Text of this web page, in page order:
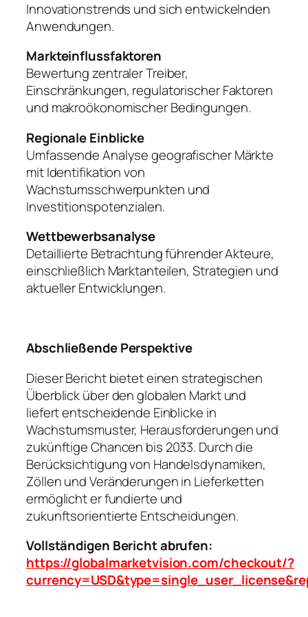
Innovationstrends und sich entwickelnden
Anwendungen.
Markteinflussfaktoren
Bewertung zentraler Treiber,
Einschränkungen, regulatorischer Faktoren
und makroökonomischer Bedingungen.
Regionale Einblicke
Umfassende Analyse geografischer Märkte
mit Identifikation von
Wachstumsschwerpunkten und
Investitionspotenzialen.
Wettbewerbsanalyse
Detaillierte Betrachtung führender Akteure,
einschließlich Marktanteilen, Strategien und
aktueller Entwicklungen.
Abschließende Perspektive
Dieser Bericht bietet einen strategischen
Überblick über den globalen Markt und
liefert entscheidende Einblicke in
Wachstumsmuster, Herausforderungen und
zukünftige Chancen bis 2033. Durch die
Berücksichtigung von Handelsdynamiken,
Zöllen und Veränderungen in Lieferketten
ermöglicht er fundierte und
zukunftsorientierte Entscheidungen.
Vollständigen Bericht abrufen:
https://globalmarketvision.com/checkout/?